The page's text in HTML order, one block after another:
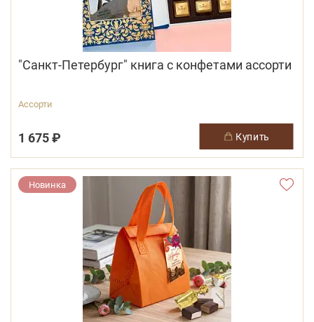
"Санкт-Петербург" книга с конфетами ассорти
Ассорти
1 675 ₽ купить
Новинка